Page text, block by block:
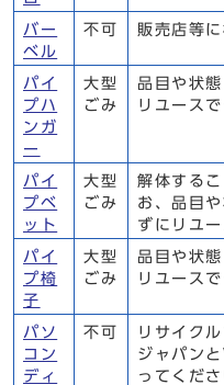
バー
ベル
不可 販売店等
パイ
プハ
ンガ
ー
大型
ごみ
品目や状
リユース
パイ
プベ
ット
大型
ごみ
解体する
お、品目
ずにリユ
パイ
プ椅
子
大型
ごみ
品目や状
リユース
パソ
コン
ディ
不可
リサイク
ジャパン
ってくださ